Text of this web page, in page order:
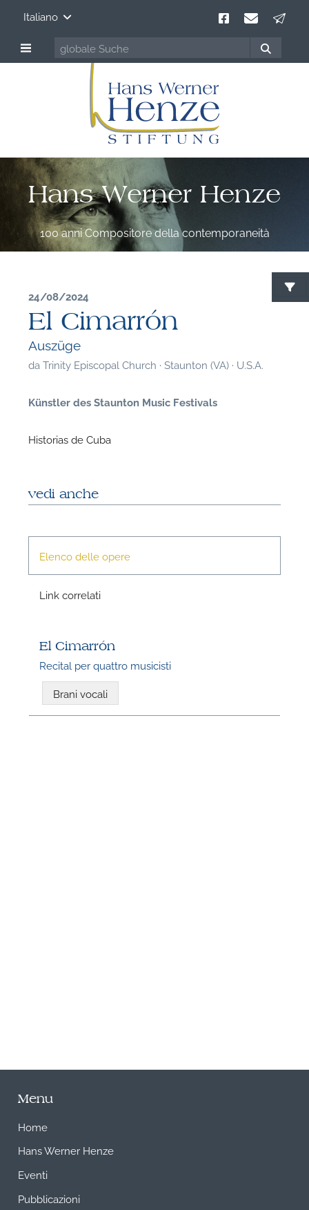
Italiano
Hans Werner Henze
100 anni Compositore della contemporaneità
24/08/2024
El Cimarrón
Auszüge
daTrinity Episcopal Church · Staunton (VA) · U.S.A.
Künstler des Staunton Music Festivals
Historias de Cuba
vedi anche
Elenco delle opere
Link correlati
El Cimarrón
Recital per quattro musicisti
Brani vocali
Menu
Home
Hans Werner Henze
Eventi
Pubblicazioni